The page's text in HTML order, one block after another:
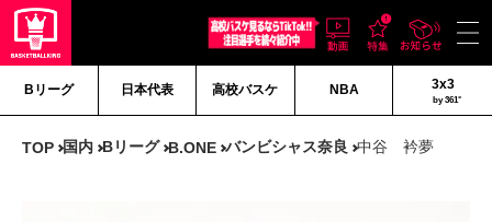
Bリーグ 日本代表 高校バスケ NBA 3x3
by 361°
TOP 国内 Bリーグ B.ONE バンビシャス奈良 中谷 衿夢